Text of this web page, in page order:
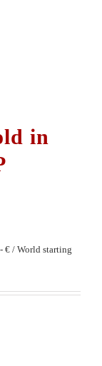
in
€ / World starting